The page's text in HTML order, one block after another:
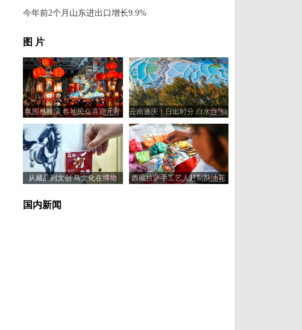
今年前2个月山东进出口增长9.9%
图 片
氛围感拉满 各地民众喜迎元宵
佳节
云南迪庆：日出时分 白水台“仙
人遗田”染金边
从藏品到文创 马文化在博物
西藏拉萨手工艺人赶制酥油花
国内新闻